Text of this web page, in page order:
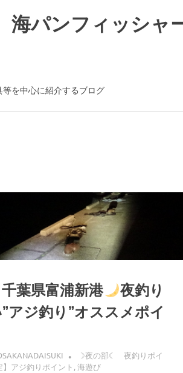
海パンフィッシャ
を中心に紹介するブログ
葉県富浦新港
夜釣り
アジ釣り”オススメポイ
☽夜の部☾ 夜釣りポイ
】アジ釣りポイント ,海遊び